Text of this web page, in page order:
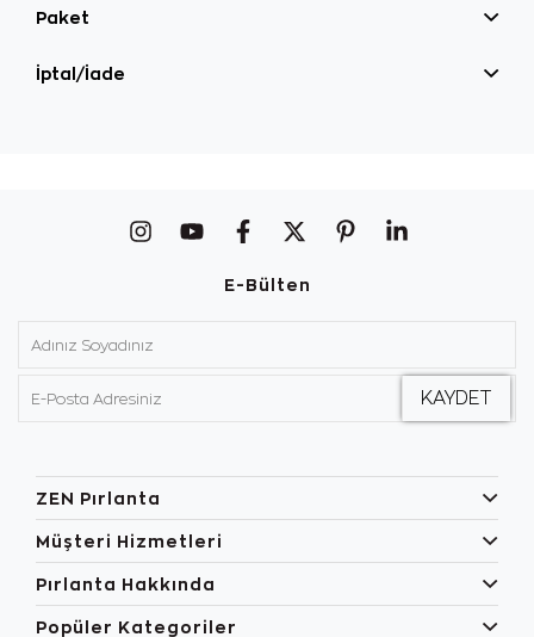
Paket
İptal/İade
E-Bülten
ZEN Pırlanta
Müşteri Hizmetleri
Pırlanta Hakkında
Popüler Kategoriler